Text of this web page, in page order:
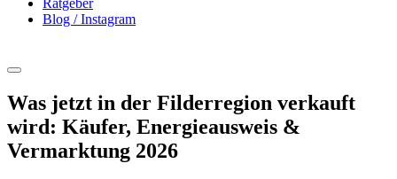
Ratgeber
Blog / Instagram
Was jetzt in der Filderregion verkauft
wird: Käufer, Energieausweis &
Vermarktung 2026